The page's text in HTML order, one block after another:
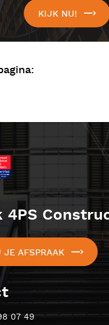
KIJK NU!
4PS
JE AFSPRAAK
07 49